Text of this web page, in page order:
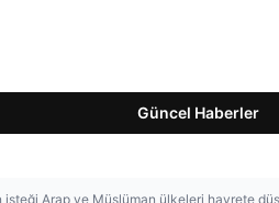
Güncel Haberler
isteği Arap ve Müslüman ülkeleri hayrete